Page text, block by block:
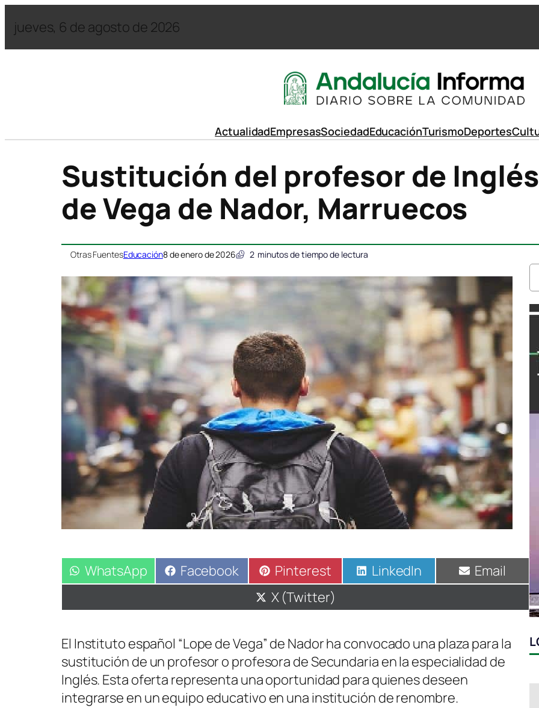
jueves, 6 de agosto de 2026
ActualidadEmpresasSociedadEducaciónTurismoDeportes
Sustitución del profesor de Inglés
de Vega de Nador, Marruecos
Otras FuentesEducación8 de enero de 2026 2 minutos de tiempo de lectura
Compartir
en
WhatsApp Compartir
en
Facebook Compartir
en
Pinterest Compartir
en
LinkedIn Compartir
en
Email
Compartir
en
X (Twitter)
El Instituto español “Lope de Vega” de Nador ha convocado una plaza para la
sustitución de un profesor o profesora de Secundaria en la especialidad de
Inglés. Esta oferta representa una oportunidad para quienes deseen
integrarse en un equipo educativo en una institución de renombre.